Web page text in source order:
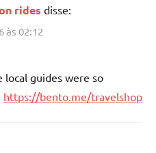
rides disse:
às 02:12
local guides were so
https://bento.me/travelshop